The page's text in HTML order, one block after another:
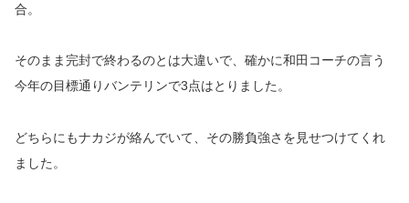
合。
そのまま完封で終わるのとは大違いで、確かに和田コーチの言う
今年の目標通りバンテリンで3点はとりました。
どちらにもナカジが絡んでいて、その勝負強さを見せつけてくれ
ました。